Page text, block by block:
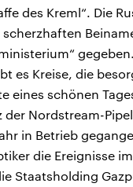
des Kreml“. Die
es Kreise, die
eines schönen
Nordstream-
in Betrieb
die Ereignisse
Staatsholding